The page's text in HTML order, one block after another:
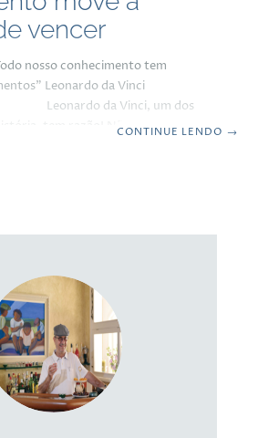
vencer
nosso conhecimento tem
Leonardo da Vinci
da Vinci, um dos
tem razão! Não começamos
CONTINUE LENDO →